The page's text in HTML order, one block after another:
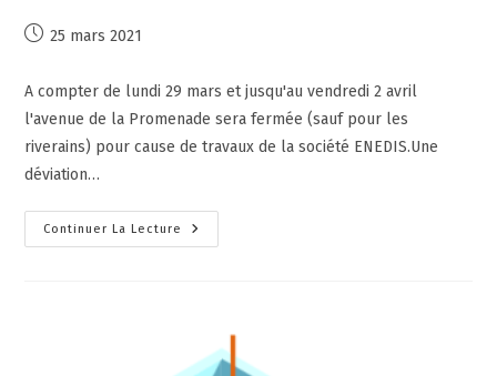
25 mars 2021
A compter de lundi 29 mars et jusqu'au vendredi 2 avril
l'avenue de la Promenade sera fermée (sauf pour les
riverains) pour cause de travaux de la société ENEDIS.Une
déviation…
Continuer La Lecture